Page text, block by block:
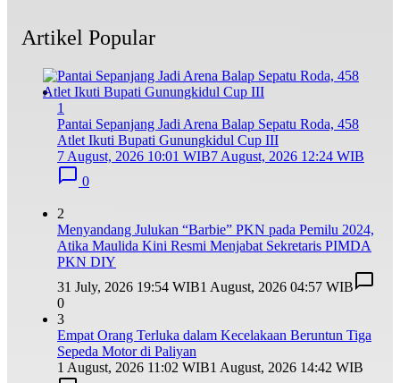
Artikel Popular
1
Pantai Sepanjang Jadi Arena Balap Sepatu Roda, 458
Atlet Ikuti Bupati Gunungkidul Cup III
7 August, 2026 10:01 WIB7 August, 2026 12:24 WIB
0
2
Menyandang Julukan “Barbie” PKN pada Pemilu 2024,
Atika Maulida Kini Resmi Menjabat Sekretaris PIMDA
PKN DIY
31 July, 2026 19:54 WIB1 August, 2026 04:57 WIB
0
3
Empat Orang Terluka dalam Kecelakaan Beruntun Tiga
Sepeda Motor di Paliyan
1 August, 2026 11:02 WIB1 August, 2026 14:42 WIB